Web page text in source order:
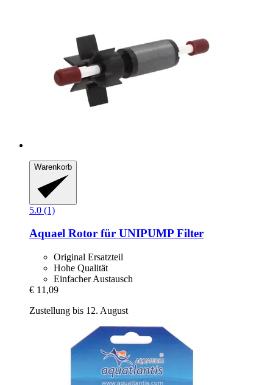
Warenkorb
5.0 (1)
Aquael Rotor für UNIPUMP Filter
Original Ersatzteil
Hohe Qualität
Einfacher Austausch
€ 11,09
Zustellung bis 12. August